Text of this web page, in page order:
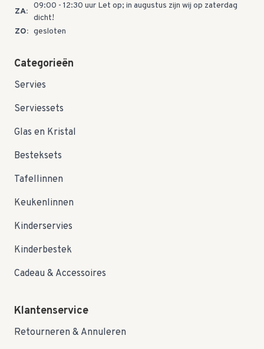
ZA:
09:00 - 12:30 uur Let op; in augustus zijn wij op zaterdag
dicht!
ZO: gesloten
Categorieën
Servies
Serviessets
Glas en Kristal
Besteksets
Tafellinnen
Keukenlinnen
Kinderservies
Kinderbestek
Cadeau & Accessoires
Klantenservice
Retourneren & Annuleren